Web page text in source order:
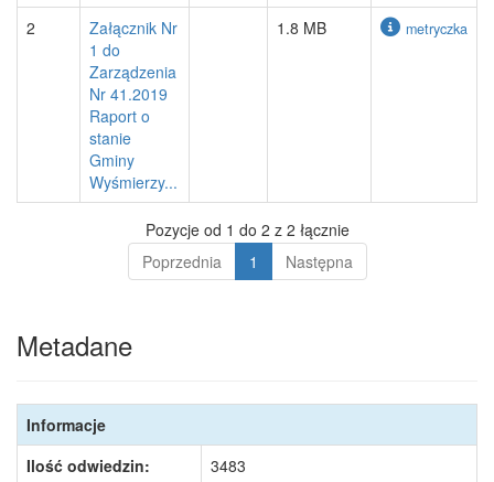
2
Załącznik Nr
1 do
Zarządzenia
Nr 41.2019
Raport o
stanie
Gminy
Wyśmierzy...
1.8 MB metryczka
Pozycje od 1 do 2 z 2 łącznie
Poprzednia
1 Następna
Metadane
Informacje
Ilość odwiedzin:
3483